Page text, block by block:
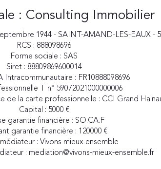
: Consulting Immobilier
1944 - SAINT-AMAND-LES-EAUX -
RCS : 888098696
Forme sociale : SAS
Siret : 88809869600014
Intracommunautaire : FR10888098696
T n° 59072021000000006
de la carte professionnelle : CCI Grand
Capital : 5000 €
garantie financière : SO.CA.F
garantie financière : 120000 €
: Vivons mieux ensemble
: mediation@vivons-mieux-ensemble.fr